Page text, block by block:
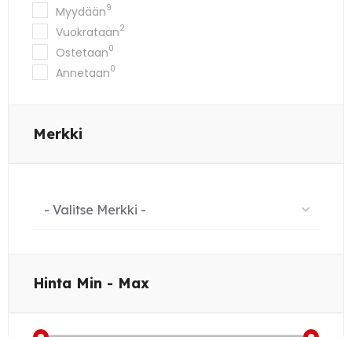
Myydään9
Vuokrataan2
Ostetaan0
Annetaan0
Merkki
- Valitse Merkki -
Hinta Min - Max